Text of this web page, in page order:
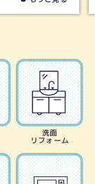
洗面
リフォーム